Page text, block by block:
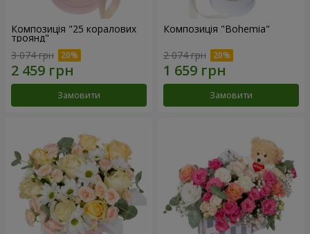
Композиція "25 коралових
троянд"
3 074 грн
Замовити
Композиція "Bohemia"
2 074 грн
Замовити